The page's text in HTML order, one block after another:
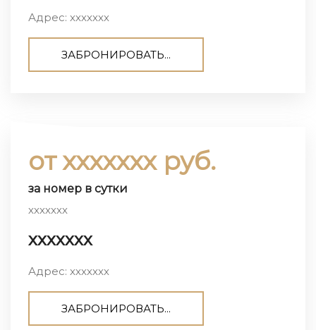
Адрес: ххххххх
ЗАБРОНИРОВАТЬ...
от ххххххх руб.
за номер в сутки
ххххххх
ххххххх
Адрес: ххххххх
ЗАБРОНИРОВАТЬ...